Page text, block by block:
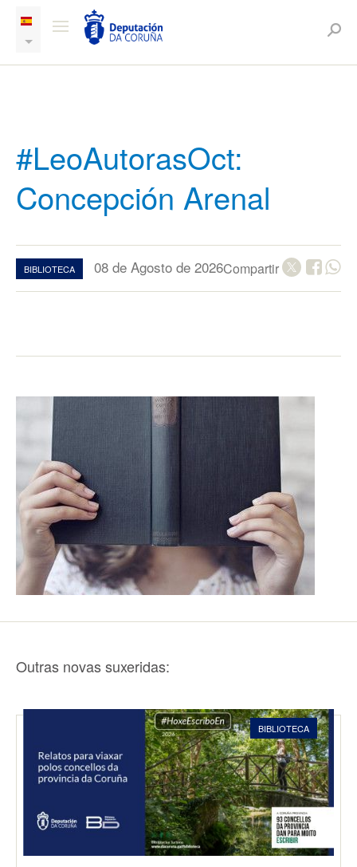
#LeoAutorasOct:
Concepción Arenal
BIBLIOTECA 08 de Agosto de 2026Compartir
Outras novas suxeridas:
BIBLIOTECA